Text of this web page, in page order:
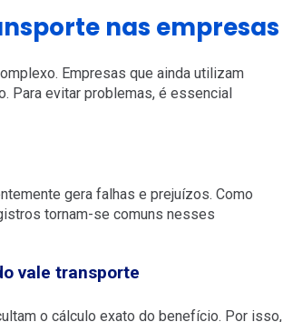
nas empresas
Empresas que ainda utilizam
Para evitar problemas, é essencial
gera falhas e prejuízos. Como
tornam-se comuns nesses
vale transporte
o cálculo exato do benefício. Por isso,